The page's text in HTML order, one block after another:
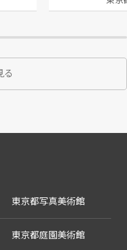
る
東京都写真美術館
東京都庭園美術館